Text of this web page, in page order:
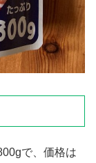
で、価格は